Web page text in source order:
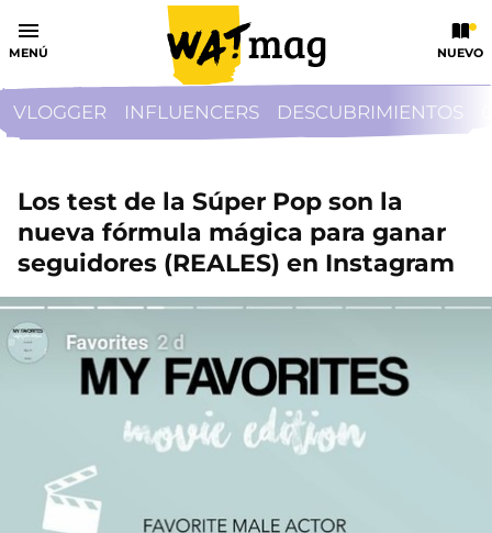
MENÚ NUEVO
VLOGGER INFLUENCERS DESCUBRIMIENTOS
Los test de la Súper Pop son la
nueva fórmula mágica para ganar
seguidores (REALES) en Instagram